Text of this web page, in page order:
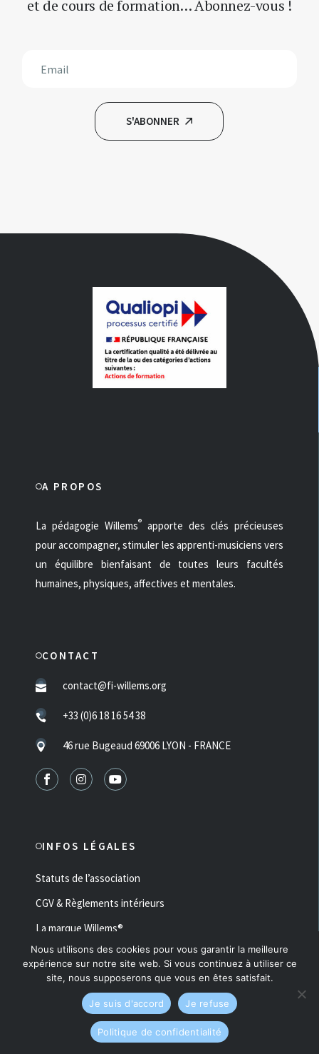
et de cours de formation… Abonnez-vous !
S'ABONNER
A PROPOS
La pédagogie Willems® apporte des clés précieuses
pour accompagner, stimuler les apprenti-musiciens vers
un équilibre bienfaisant de toutes leurs facultés
humaines, physiques, affectives et mentales.
CONTACT
contact@fi-willems.org
+33 (0)6 18 16 54 38
46 rue Bugeaud 69006 LYON - FRANCE
INFOS LÉGALES
Statuts de l’association
CGV & Règlements intérieurs
La marque Willems®
Mentions Légales & RGPD
Made with ♥ by Fluffy Studio
Ce site est protégé par reCAPTCHA et Google
Politique de confidentialitéet Conditions d’utilisation
Nous utilisons des cookies pour vous garantir la meilleure
expérience sur notre site web. Si vous continuez à utiliser ce
site, nous supposerons que vous en êtes satisfait.
Je suis d'accord Je refuse
Politique de confidentialité